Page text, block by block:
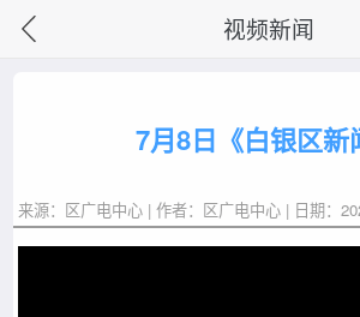
视频新闻
7月8日《白银区新
来源：区广电中心 | 作者：区广电中心 | 日期：